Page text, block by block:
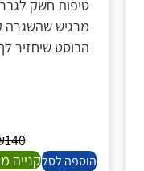
טיפות חשק לגבר –
מרגיש שהשגרה קצת
הבוסט שיחזיר לך...
₪110
קנייה מהירה